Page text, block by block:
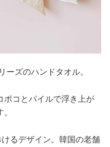
ーズのハンドタオル。
ポコとパイルで浮き上が
るデザイン。韓国の老舗